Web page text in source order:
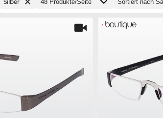
Silber